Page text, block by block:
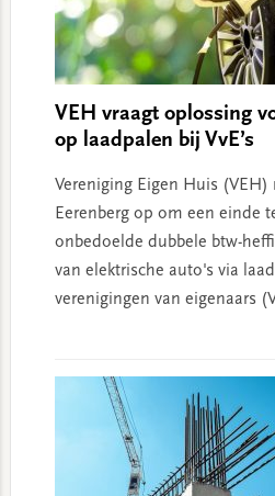
VEH vraagt oplossing
op laadpalen bij VvE’s
Vereniging Eigen Huis (VEH)
Eerenberg op om een einde
onbedoelde dubbele btw-
van elektrische auto's via
verenigingen van eigenaars